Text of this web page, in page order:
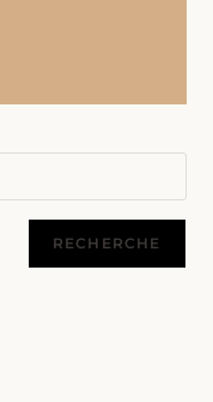
RECHERCHE